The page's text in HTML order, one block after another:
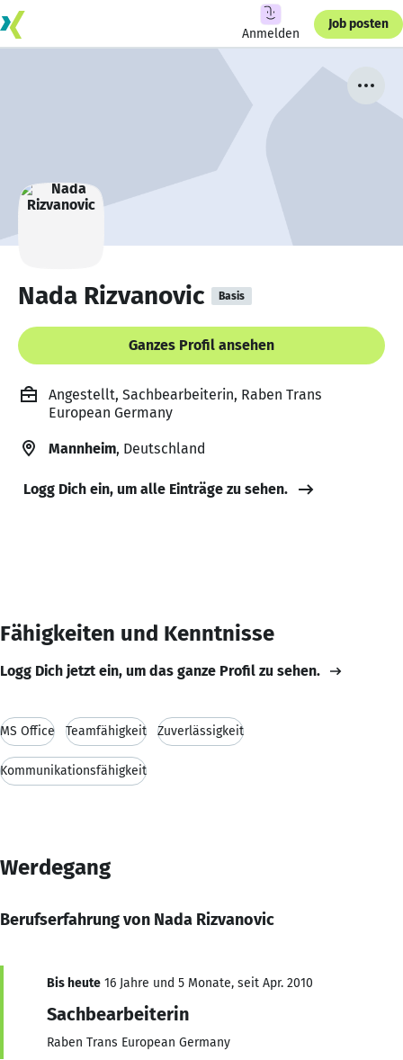
Anmelden
Job posten
Nada Rizvanovic Basis
Ganzes Profil ansehen
Angestellt, Sachbearbeiterin, Raben Trans
European Germany
Mannheim, Deutschland
Logg Dich ein, um alle Einträge zu sehen.
Fähigkeiten und Kenntnisse
Logg Dich jetzt ein, um das ganze Profil zu sehen.
MS Office Teamfähigkeit Zuverlässigkeit
Kommunikationsfähigkeit
Werdegang
Berufserfahrung von Nada Rizvanovic
Bis heute 16 Jahre und 5 Monate, seit Apr. 2010
Sachbearbeiterin
Raben Trans European Germany